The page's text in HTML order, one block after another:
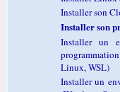
Installer son
Installer son
Installer un
Linux, WSL)
Installer un